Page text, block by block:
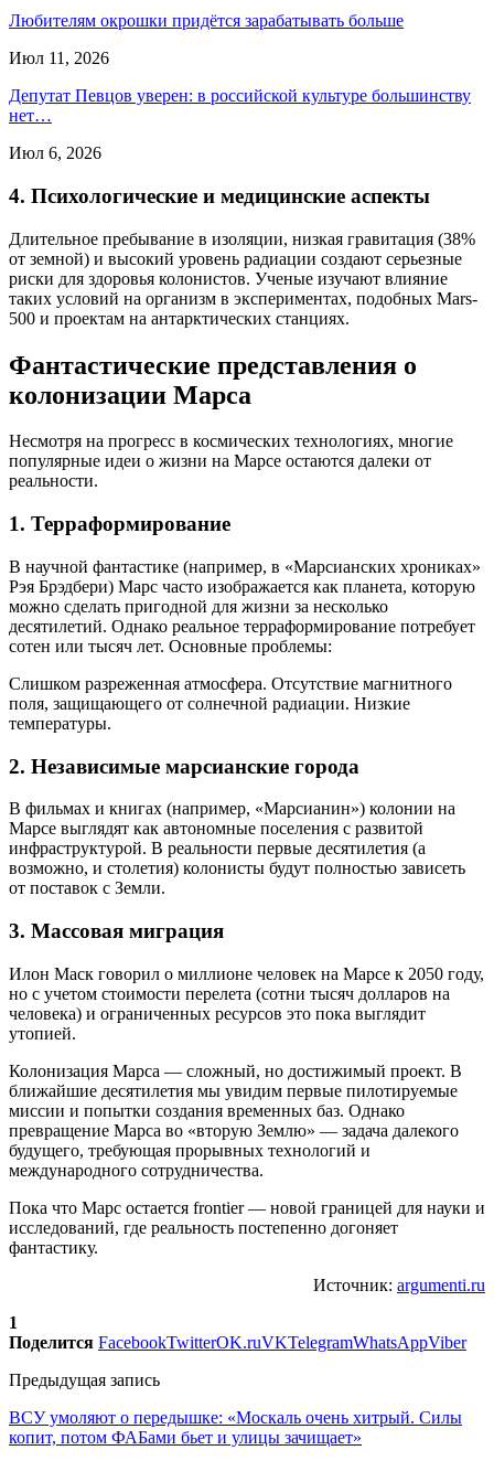
Любителям окрошки придётся зарабатывать больше
Июл 11, 2026
Депутат Певцов уверен: в российской культуре большинству
нет…
Июл 6, 2026
4. Психологические и медицинские аспекты
Длительное пребывание в изоляции, низкая гравитация (38%
от земной) и высокий уровень радиации создают серьезные
риски для здоровья колонистов. Ученые изучают влияние
таких условий на организм в экспериментах, подобных Mars-
500 и проектам на антарктических станциях.
Фантастические представления о
колонизации Марса
Несмотря на прогресс в космических технологиях, многие
популярные идеи о жизни на Марсе остаются далеки от
реальности.
1. Терраформирование
В научной фантастике (например, в «Марсианских хрониках»
Рэя Брэдбери) Марс часто изображается как планета, которую
можно сделать пригодной для жизни за несколько
десятилетий. Однако реальное терраформирование потребует
сотен или тысяч лет. Основные проблемы:
Слишком разреженная атмосфера. Отсутствие магнитного
поля, защищающего от солнечной радиации. Низкие
температуры.
2. Независимые марсианские города
В фильмах и книгах (например, «Марсианин») колонии на
Марсе выглядят как автономные поселения с развитой
инфраструктурой. В реальности первые десятилетия (а
возможно, и столетия) колонисты будут полностью зависеть
от поставок с Земли.
3. Массовая миграция
Илон Маск говорил о миллионе человек на Марсе к 2050 году,
но с учетом стоимости перелета (сотни тысяч долларов на
человека) и ограниченных ресурсов это пока выглядит
утопией.
Колонизация Марса — сложный, но достижимый проект. В
ближайшие десятилетия мы увидим первые пилотируемые
миссии и попытки создания временных баз. Однако
превращение Марса во «вторую Землю» — задача далекого
будущего, требующая прорывных технологий и
международного сотрудничества.
Пока что Марс остается frontier — новой границей для науки и
исследований, где реальность постепенно догоняет
фантастику.
Источник: argumenti.ru
1
Поделится FacebookTwitterOK.ruVKTelegramWhatsAppViber
Предыдущая запись
ВСУ умоляют о передышке: «Москаль очень хитрый. Силы
копит, потом ФАБами бьет и улицы зачищает»